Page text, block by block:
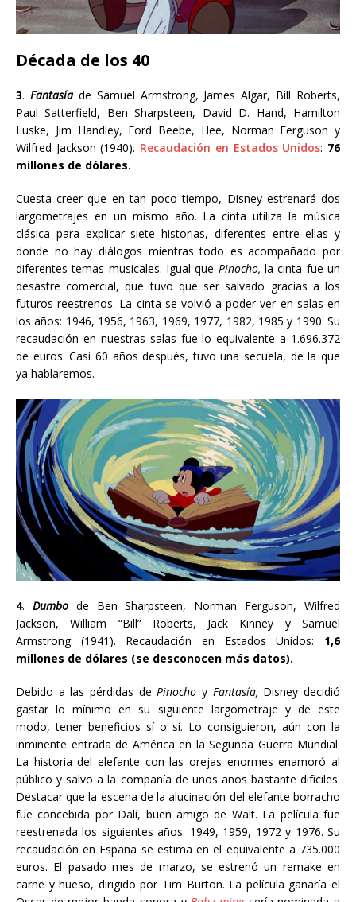
Década de los 40
3. Fantasíade Samuel Armstrong, James Algar, Bill Roberts,
Paul Satterfield, Ben Sharpsteen, David D. Hand, Hamilton
Luske, Jim Handley, Ford Beebe, Hee, Norman Ferguson y
Wilfred Jackson (1940). Recaudación en Estados Unidos: 76
millones de dólares.
Cuesta creer que en tan poco tiempo, Disney estrenará dos
largometrajes en un mismo año. La cinta utiliza la música
clásica para explicar siete historias, diferentes entre ellas y
donde no hay diálogos mientras todo es acompañado por
diferentes temas musicales. Igual que Pinocho,la cinta fue un
desastre comercial, que tuvo que ser salvado gracias a los
futuros reestrenos. La cinta se volvió a poder ver en salas en
los años: 1946, 1956, 1963, 1969, 1977, 1982, 1985 y 1990. Su
recaudación en nuestras salas fue lo equivalente a 1.696.372
de euros. Casi 60 años después, tuvo una secuela, de la que
ya hablaremos.
4. Dumbode Ben Sharpsteen, Norman Ferguson, Wilfred
Jackson, William “Bill” Roberts, Jack Kinney y Samuel
Armstrong (1941). Recaudación en Estados Unidos: 1,6
millones de dólares (se desconocen más datos).
Debido a las pérdidas de Pinochoy Fantasía, Disney decidió
gastar lo mínimo en su siguiente largometraje y de este
modo, tener beneficios sí o sí. Lo consiguieron, aún con la
inminente entrada de América en la Segunda Guerra Mundial.
La historia del elefante con las orejas enormes enamoró al
público y salvo a la compañía de unos años bastante difíciles.
Destacar que la escena de la alucinación del elefante borracho
fue concebida por Dalí, buen amigo de Walt. La película fue
reestrenada los siguientes años: 1949, 1959, 1972 y 1976. Su
recaudación en España se estima en el equivalente a 735.000
euros. El pasado mes de marzo, se estrenó un remake en
carne y hueso, dirigido por Tim Burton. La película ganaría el